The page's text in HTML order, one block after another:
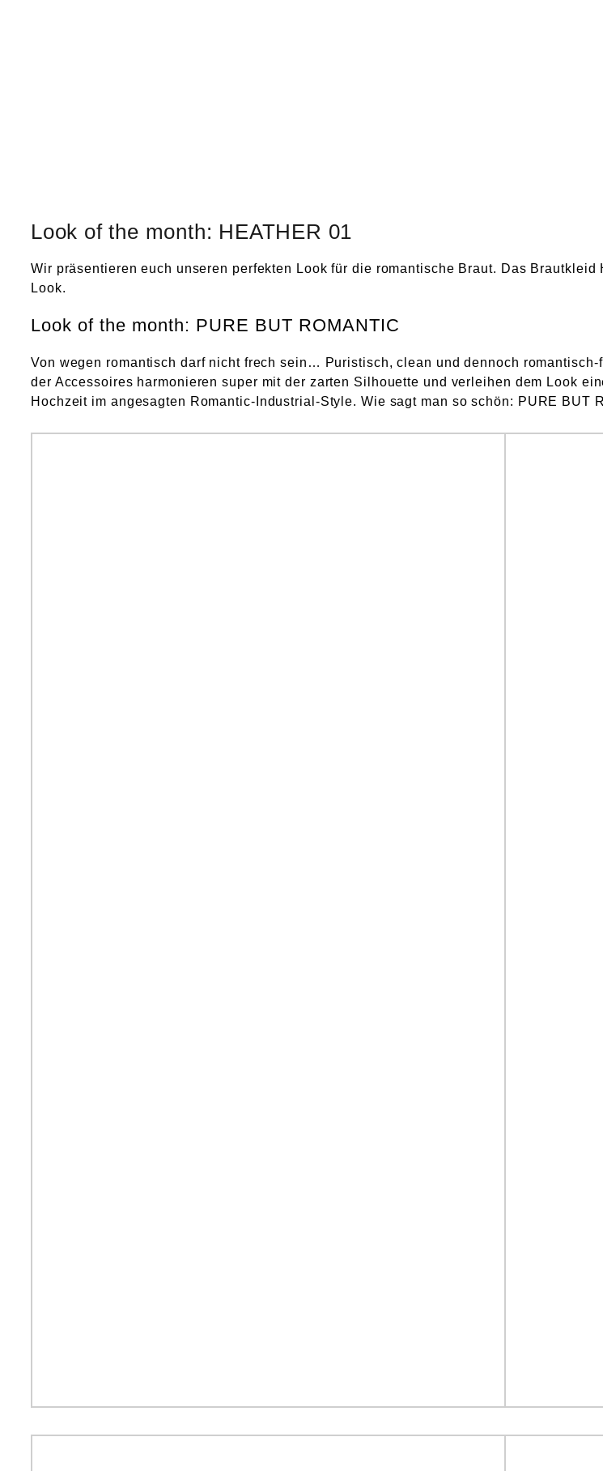
Look of the month: HEATHER 01
Wir präsentieren euch unseren perfekten Look für die romantische Braut. Das
Look.
Look of the month: PURE BUT ROMANTIC
Von wegen romantisch darf nicht frech sein… Puristisch, clean und dennoch
der Accessoires harmonieren super mit der zarten Silhouette und verleihen dem Look
Hochzeit im angesagten Romantic-Industrial-Style. Wie sagt man so schön: PURE BUT